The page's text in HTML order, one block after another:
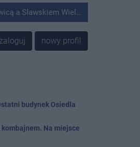
samochodu ciężarowego z kombajnem.
zaloguj nowy profil
budynek Osiedla
kombajnem. Na miejsce